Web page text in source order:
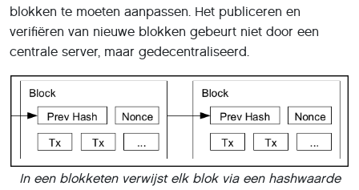
blokken te moeten aanpassen. Het publiceren en
verifiëren van nieuwe blokken gebeurt niet door een
centrale server, maar gedecentraliseerd.
In een blokketen verwijst elk blok via een hashwaarde